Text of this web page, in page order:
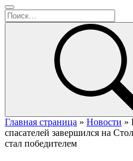
Главная страница » Новости »
спасателей завершился на
стал победителем